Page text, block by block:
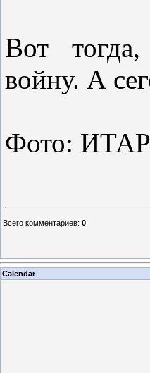
Вот
войну. А
Фото:
Всего комментариев: 0
Calendar